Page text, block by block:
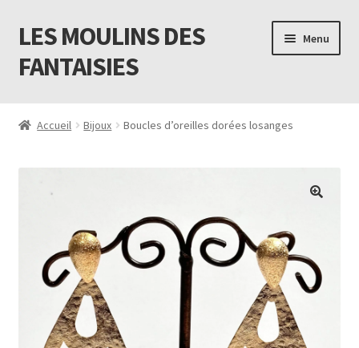
Aller
à
la
Aller
au
contenu
LES MOULINS DES
FANTAISIES
Menu
Mon compte
Newsletter
Accueil Bijoux Boucles d’oreilles dorées losanges